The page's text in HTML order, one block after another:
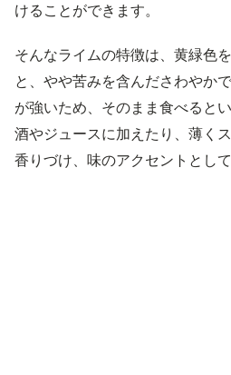
けることができます。
そんなライムの特徴は、黄緑色
と、やや苦みを含んださわやか
が強いため、そのまま食べると
酒やジュースに加えたり、薄く
香りづけ、味のアクセントとし